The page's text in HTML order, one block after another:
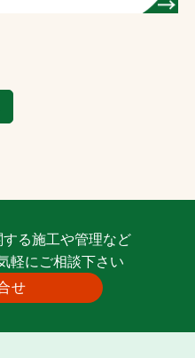
お困りの方へ
る施工や管理など
軽にご相談下さい
せ